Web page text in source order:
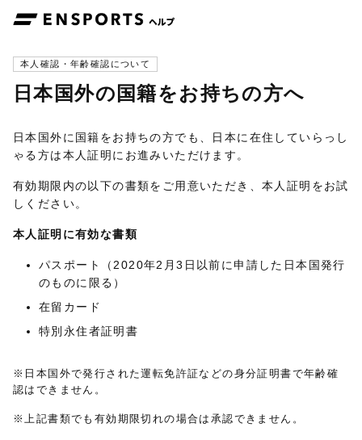
本人確認・年齢確認について
日本国外の国籍をお持ちの方へ
日本国外に国籍をお持ちの方でも、日本に在住していらっし
ゃる方は本人証明にお進みいただけます。
有効期限内の以下の書類をご用意いただき、本人証明をお試
しください。
本人証明に有効な書類
パスポート（2020年2月3日以前に申請した日本国発行
のものに限る）
在留カード
特別永住者証明書
※日本国外で発行された運転免許証などの身分証明書で年齢確
認はできません。
※上記書類でも有効期限切れの場合は承認できません。